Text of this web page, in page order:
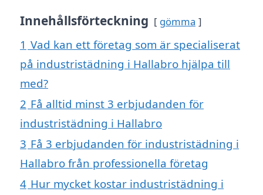
Innehållsförteckning gömma
1 Vad kan ett företag som är specialiserat
på industristädning i Hallabro hjälpa till
med?
2 Få alltid minst 3 erbjudanden för
industristädning i Hallabro
3 Få 3 erbjudanden för industristädning i
Hallabro från professionella företag
4 Hur mycket kostar industristädning i